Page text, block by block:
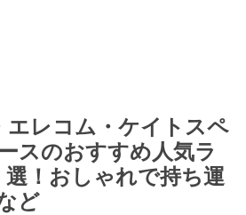
レコム・ケイトスペ
スのおすすめ人気ラ
！おしゃれで持ち運
ど